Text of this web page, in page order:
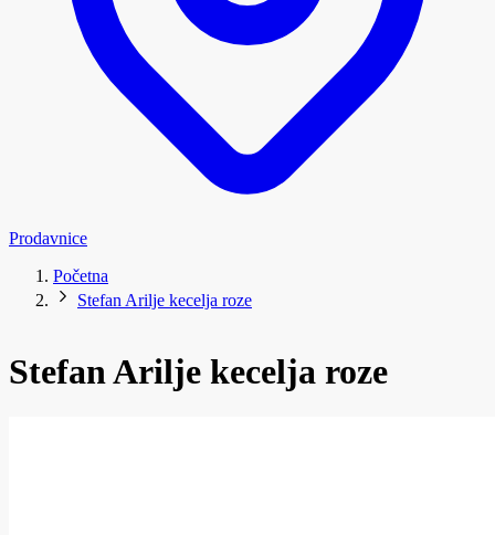
Prodavnice
Početna
Stefan Arilje kecelja roze
Stefan Arilje kecelja roze